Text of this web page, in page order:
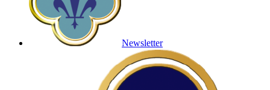
Newsletter